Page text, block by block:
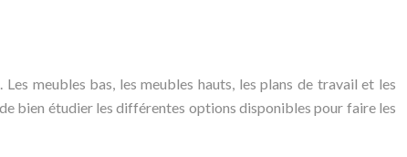
meubles bas, les meubles hauts, les plans de travail et les
bien étudier les différentes options disponibles pour faire les